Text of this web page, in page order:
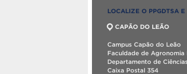
LOCALIZE O PPGDTSA E
CAPÃO DO LEÃO
Campus Capão do Leão
Faculdade de Agronomia
Departamento de
Caixa Postal 354